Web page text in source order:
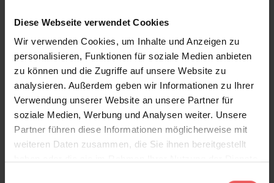
Diese Webseite verwendet Cookies
Wir verwenden Cookies, um Inhalte und Anzeigen zu
personalisieren, Funktionen für soziale Medien anbieten
zu können und die Zugriffe auf unsere Website zu
analysieren. Außerdem geben wir Informationen zu Ihrer
Verwendung unserer Website an unsere Partner für
soziale Medien, Werbung und Analysen weiter. Unsere
Partner führen diese Informationen möglicherweise mit
weiteren Daten zusammen, die Sie ihnen bereitgestellt